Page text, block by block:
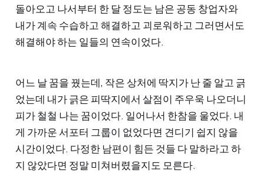
돌아오고 나서부터 한 달 정도는 남은 공동 창업자와
내가 계속 수습하고 해결하고 괴로워하고 그러면서도
해결해야 하는 일들의 연속이었다.
어느 날 꿈을 꿨는데, 작은 상처에 딱지가 난 줄 알고 긁
었는데 내가 긁은 피딱지에서 살점이 주우욱 나오더니
피가 철철 나는 꿈이었다. 일어나서 한참을 울었다. 내
게 가까운 서포터 그룹이 없었다면 견디기 쉽지 않을
시간이었다. 다정한 남편이 힘든 것들 다 말하라고 하
지 않았다면 정말 미쳐버렸을지도 모른다.